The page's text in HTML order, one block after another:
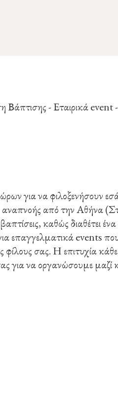
για να φιλοξενήσουν
αναπνοής από την Αθήνα
καθώς διαθέτει
επαγγελματικά events
σας. Η επιτυχία
για να οργανώσουμε μαζί